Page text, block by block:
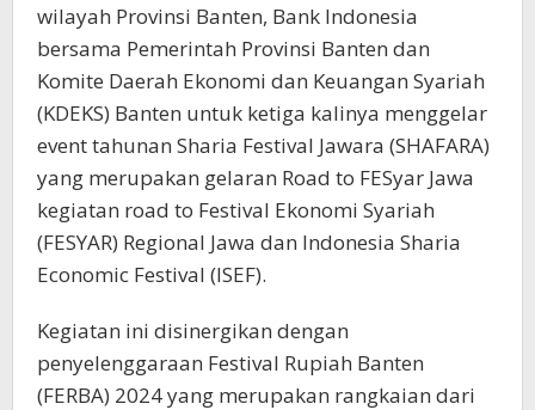
wilayah Provinsi Banten, Bank Indonesia
bersama Pemerintah Provinsi Banten dan
Komite Daerah Ekonomi dan Keuangan Syariah
(KDEKS) Banten untuk ketiga kalinya menggelar
event tahunan Sharia Festival Jawara (SHAFARA)
yang merupakan gelaran Road to FESyar Jawa
kegiatan road to Festival Ekonomi Syariah
(FESYAR) Regional Jawa dan Indonesia Sharia
Economic Festival (ISEF).
Kegiatan ini disinergikan dengan
penyelenggaraan Festival Rupiah Banten
(FERBA) 2024 yang merupakan rangkaian dari